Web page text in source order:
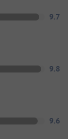
9.7
9.8
9.6